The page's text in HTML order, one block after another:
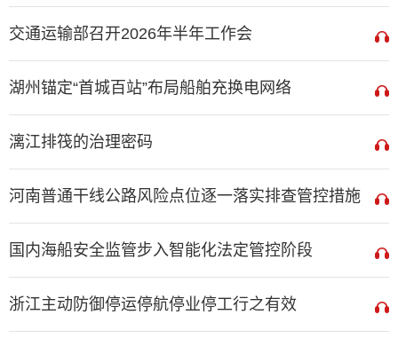
交通运输部召开2026年半年工作会
湖州锚定“首城百站”布局船舶充换电网络
漓江排筏的治理密码
河南普通干线公路风险点位逐一落实排查管控措施
国内海船安全监管步入智能化法定管控阶段
浙江主动防御停运停航停业停工行之有效